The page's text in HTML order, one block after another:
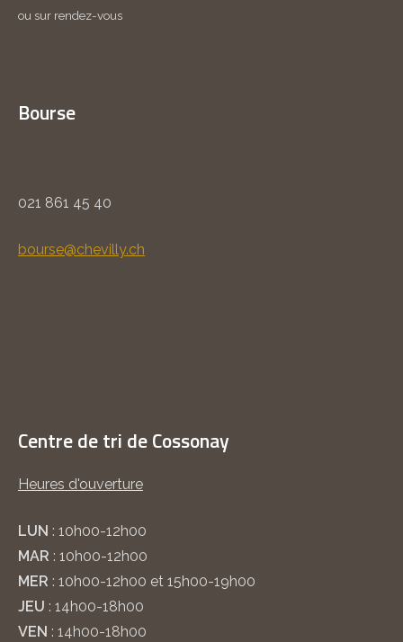
ou sur rendez-vous
Bourse
021 861 45 40
bourse@chevilly.ch
Centre de tri de Cossonay
Heures d'ouverture
LUN : 10h00-12h00
MAR : 10h00-12h00
MER : 10h00-12h00 et 15h00-19h00
JEU : 14h00-18h00
VEN : 14h00-18h00